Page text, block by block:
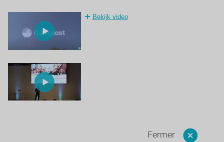
Bekijk video
Fermer